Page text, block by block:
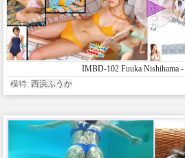
IMBD-102 Fuuka Nishihama
模特: 西浜ふうか